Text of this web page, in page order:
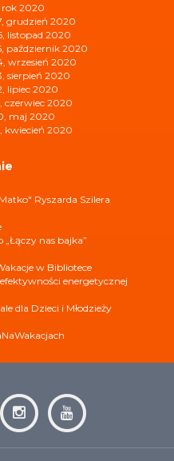
rok 2020
grudzień 2020
listopad 2020
październik 2020
wrzesień 2020
sierpień 2020
lipiec 2020
czerwiec 2020
maj 2020
kwiecień 2020
Ryszarda Szilera
„Łączy nas bajka”
w Bibliotece
energetycznej
dla Dzieci i Młodzieży